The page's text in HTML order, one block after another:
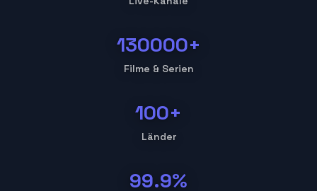
130000+
Filme & Serien
100+
Länder
99.9%